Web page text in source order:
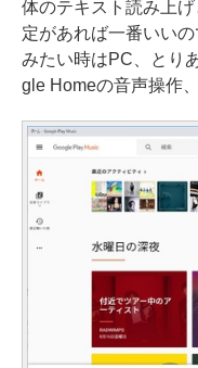
体のテキスト読み上
定があれば一番いい
みたい時はPC、とり
gle Homeの音声操作